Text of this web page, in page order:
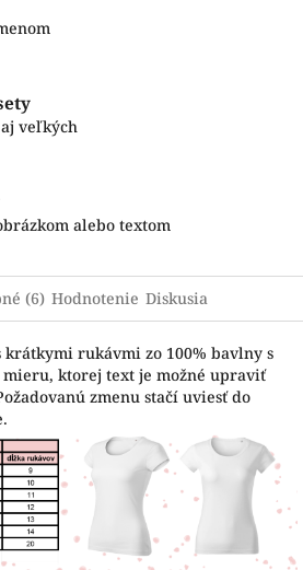
veľkých
alebo textom
(6) Hodnotenie Diskusia
rukávmi zo 100% bavlny s
ktorej text je možné upraviť
zmenu stačí uviesť do